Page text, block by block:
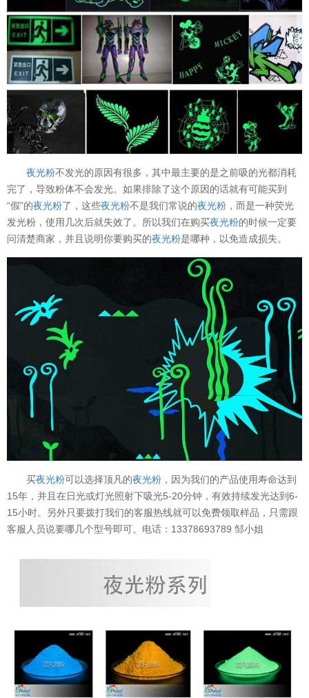
夜光粉不发光的原因有很多，其中最主要的是之前吸的光都消耗
完了，导致粉体不会发光。如果排除了这个原因的话就有可能买到
“假”的夜光粉了，这些夜光粉不是我们常说的夜光粉 ，而是一种荧光
发光粉，使用几次后就失效了。所以我们在购买夜光粉的时候一定要
问清楚商家，并且说明你要购买的夜光粉是哪种，以免造成损失。
买夜光粉可以选择顶凡的夜光粉 ，因为我们的产品使用寿命达到
15年，并且在日光或灯光照射下吸光5-20分钟，有效持续发光达到6-
15小时。另外只要拨打我们的客服热线就可以免费领取样品，只需跟
客服人员说要哪几个型号即可。电话：13378693789 邹小姐